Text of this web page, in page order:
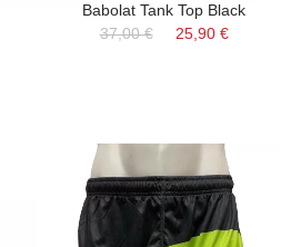
Babolat Tank Top Black
37,00 €
25,90 €